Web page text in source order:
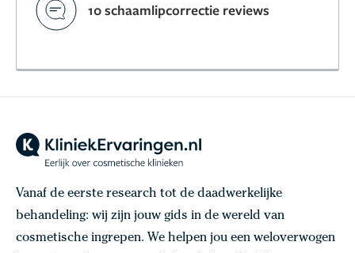
10 schaamlipcorrectie reviews
Vanaf de eerste research tot de daadwerkelijke
behandeling: wij zijn jouw gids in de wereld van
cosmetische ingrepen. We helpen jou een weloverwogen